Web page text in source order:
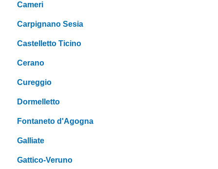
Cameri
Carpignano Sesia
Castelletto Ticino
Cerano
Cureggio
Dormelletto
Fontaneto d'Agogna
Galliate
Gattico-Veruno